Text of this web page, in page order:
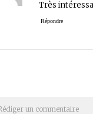
Très
Répondre